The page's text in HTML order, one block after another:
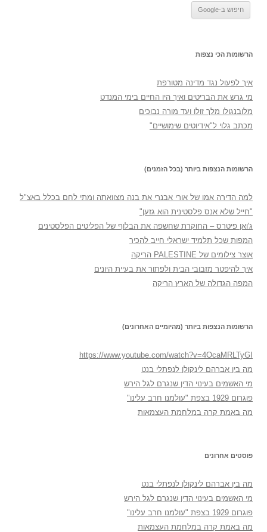
הרשומות הכי נצפות
איך לפעול נגד מדינה מטורפת
מי גרש את הבריטים ואיך היו החיים בימי המנדט
מלובנגולו מלך זולו ועד מורה נבוכים
מכתב גלוי ל"אידיוטים שימושיים"
הרשומות הנצפות ביותר (בכל הזמנים)
למה הדירה אמו של אורי אבנרי את בנה מצוואתה ומתי לחם בכלל באצ"ל
"חייל שלא אנס פלסטינית הוא גזען"
ג'ואן פיטרס – החוקרת שחשפה את הבלוף של הפליטים הפלסטינים
המפות שכל תלמיד ישראלי חייב להכיר
אוצר צילומים של PALESTINE הריקה
איך להיפטר מזבובי הבית ולפתור את בעיית היונים
המפה הגדולה של הארץ הריקה
הרשומות הנצפות ביותר (מהיומיים האחרונים)
https://www.youtube.com/watch?v=4OcaMRLTyGI
מה בין אברהם לינקולן לנפתלי בנט
מי האשמים בעינוי הדין שנגרם לגל הירש
פוגרום 1929 בצפת "עולמנו חרב עלינו"
מה באמת קרה במלחמת העצמאות
פוסטים אחרונים
מה בין אברהם לינקולן לנפתלי בנט
מי האשמים בעינוי הדין שנגרם לגל הירש
פוגרום 1929 בצפת "עולמנו חרב עלינו"
מה באמת קרה במלחמת העצמאות